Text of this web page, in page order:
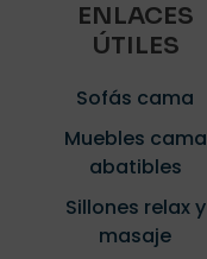
ENLACES
ÚTILES
Sofás cama
Muebles cama
abatibles
Sillones relax y
masaje